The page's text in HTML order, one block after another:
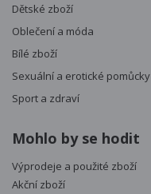
Dětské zboží
Oblečení a móda
Bílé zboží
Sexuální a erotické pomůcky
Sport a zdraví
Mohlo by se hodit
Výprodeje a použité zboží
Akční zboží